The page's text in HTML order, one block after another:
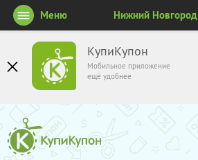
КупиКупон
Мобильное приложение
ещё удобнее
Меню Нижний Новгород